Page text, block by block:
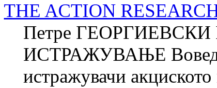
THE ACTION
Петре
ИСТРАЖУВАЊЕ Вовед
истражувачи